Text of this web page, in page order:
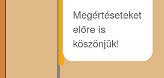
Megértéseteket
előre is
köszönjük!